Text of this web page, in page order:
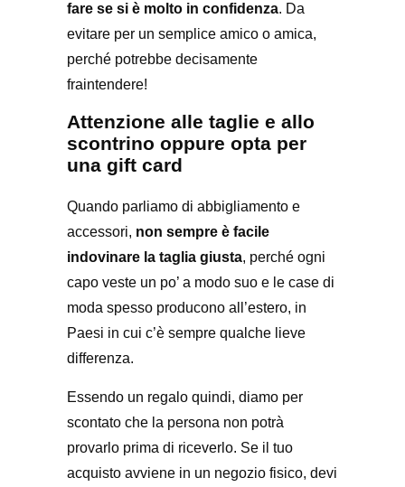
fare se si è molto in confidenza. Da
evitare per un semplice amico o amica,
perché potrebbe decisamente
fraintendere!
Attenzione alle taglie e allo
scontrino oppure opta per
una gift card
Quando parliamo di abbigliamento e
accessori, non sempre è facile
indovinare la taglia giusta, perché ogni
capo veste un po’ a modo suo e le case di
moda spesso producono all’estero, in
Paesi in cui c’è sempre qualche lieve
differenza.
Essendo un regalo quindi, diamo per
scontato che la persona non potrà
provarlo prima di riceverlo. Se il tuo
acquisto avviene in un negozio fisico, devi